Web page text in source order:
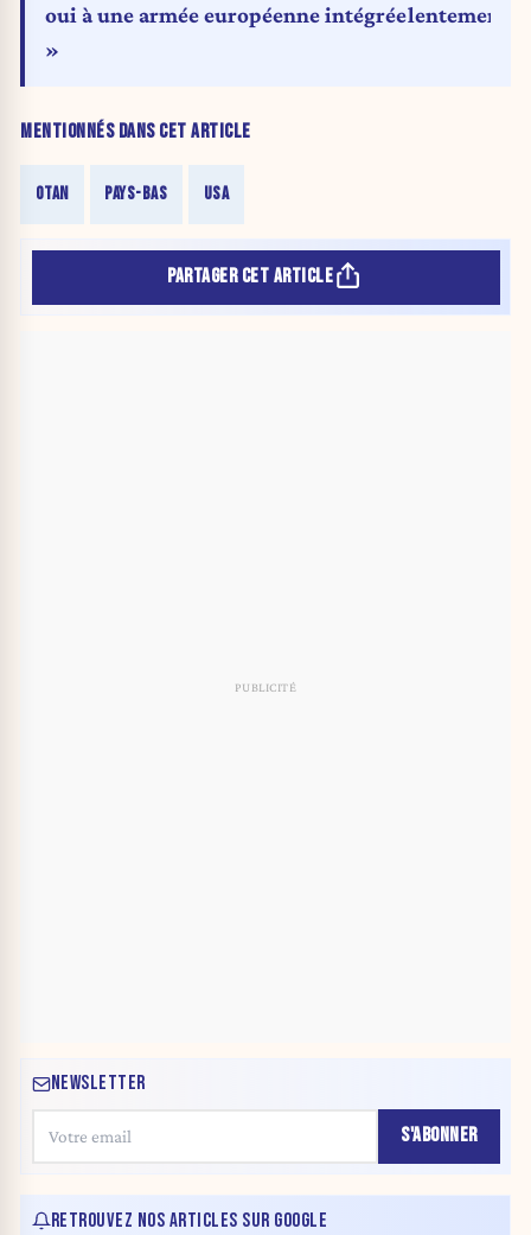
MENTIONNÉS DANS CET ARTICLE
OTAN PAYS-BAS USA
oui à une armée européenne intégrée
»
lentement
PARTAGER CET ARTICLE
NEWSLETTER
S'ABONNER
RETROUVEZ NOS ARTICLES SUR GOOGLE